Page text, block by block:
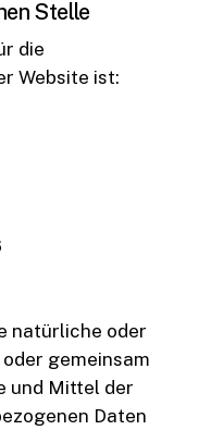
Stelle
die
Website ist:
natürliche oder
gemeinsam
und Mittel der
Daten